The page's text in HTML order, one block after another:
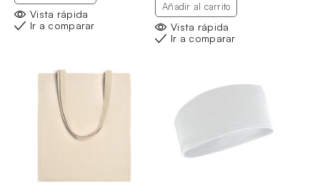
Vista rápida
Ir a comparar
Añadir al carrito
Vista rápida
Ir a comparar